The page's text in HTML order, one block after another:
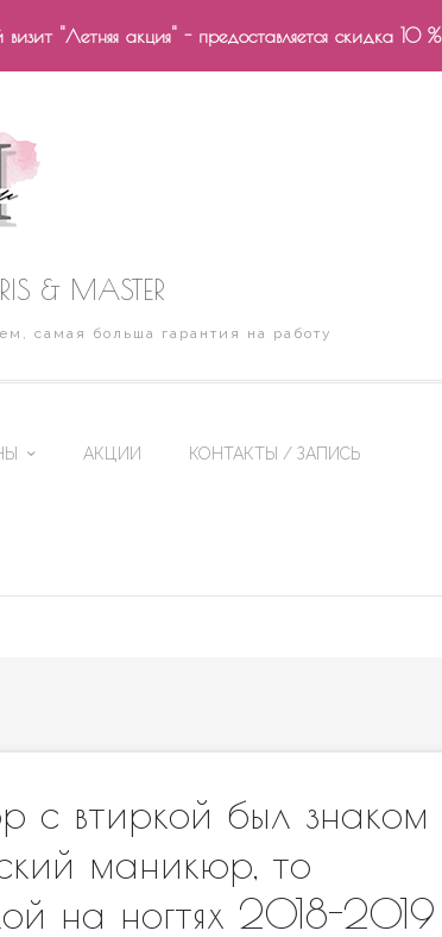
& MASTER
самая больша гарантия на работу
АКЦИИ КОНТАКТЫ / ЗАПИСЬ
с втиркой был знаком
маникюр, то
на ногтях 2018-2019
"Летняя акция" - предоставляется скидка 10 %